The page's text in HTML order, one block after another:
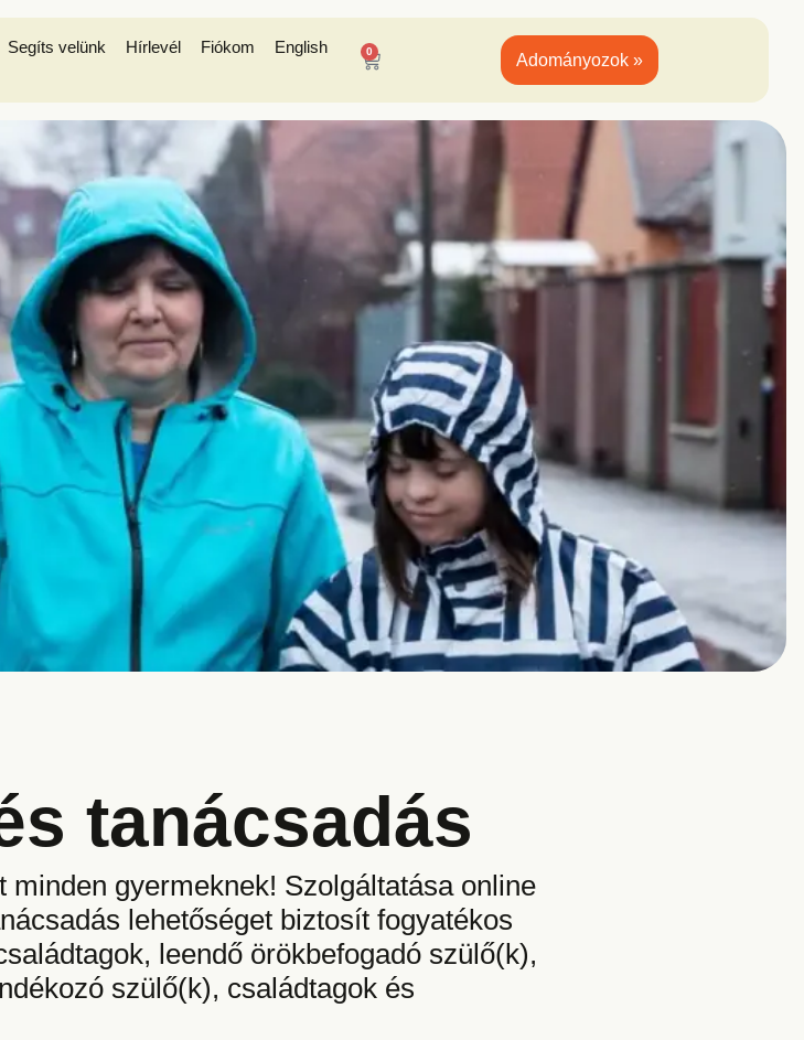
Segíts velünk Hírlevél Fiókom English 0 Adományozok »
tanácsadás
gyermeknek! Szolgáltatása online
lehetőséget biztosít fogyatékos
leendő örökbefogadó szülő(k),
szülő(k), családtagok és